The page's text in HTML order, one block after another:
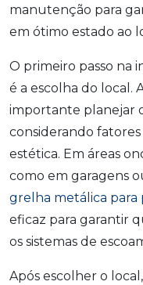
manutenção para
em ótimo estado ao
O primeiro passo na
é a escolha do local.
importante planejar
considerando
estética. Em áreas
como em garagens
grelha metálica para
eficaz para garantir
os sistemas de
Após escolher o